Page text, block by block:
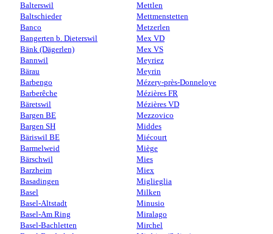
Balterswil
Baltschieder
Banco
Bangerten b. Dieterswil
Bänk (Dägerlen)
Bannwil
Bärau
Barbengo
Barberêche
Bäretswil
Bargen BE
Bargen SH
Bäriswil BE
Barmelweid
Bärschwil
Barzheim
Basadingen
Basel
Basel-Altstadt
Basel-Am Ring
Basel-Bachletten
Mettlen
Mettmenstetten
Metzerlen
Mex VD
Mex VS
Meyriez
Meyrin
Mézery-près-Donneloye
Mézières FR
Mézières VD
Mezzovico
Middes
Miécourt
Miège
Mies
Miex
Miglieglia
Milken
Minusio
Miralago
Mirchel